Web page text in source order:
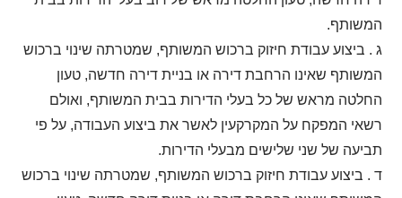
המשותף.
ג . ביצוע עבודת חיזוק ברכוש המשותף, שמטרתה שינוי ברכוש
המשותף שאינו הרחבת דירה או בניית דירה חדשה, טעון
החלטה מראש של כל בעלי הדירות בבית המשותף, ואולם
רשאי המפקח על המקרקעין לאשר את ביצוע העבודה, על פי
תביעה של שני שלישים מבעלי הדירות.
ד . ביצוע עבודת חיזוק ברכוש המשותף, שמטרתה שינוי ברכוש